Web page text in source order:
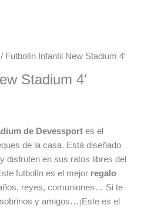
/ Futbolín Infantil New Stadium 4′
Stadium 4′
de Devessport es el
de la casa. Está diseñado
disfruten en sus ratos libres del
futbolín es el mejor regalo
reyes, comuniones… Si te
y amigos…¡Este es el